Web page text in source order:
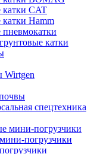
CAT
Hamm
катки
Wirtgen
спецтехника
мини-погрузчики
погрузчики